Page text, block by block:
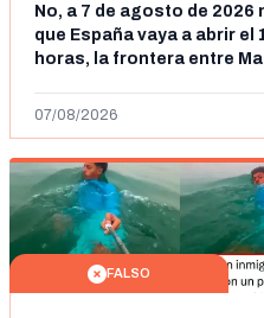
No, a 7 de agosto de
que España vaya a abrir
horas, la frontera entre
07/08/2026
FALSO